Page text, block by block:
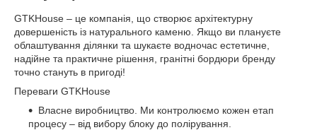
GTKHouse – це компанія, що створює архітектурну
довершеність із натурального каменю. Якщо ви плануєте
облаштування ділянки та шукаєте водночас естетичне,
надійне та практичне рішення, гранітні бордюри бренду
точно стануть в пригоді!
Переваги GTKHouse
Власне виробництво. Ми контролюємо кожен етап
процесу – від вибору блоку до полірування.